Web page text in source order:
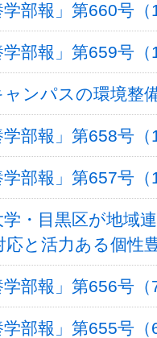
学部報」第660号
学部報」第659号
ャンパスの環境整
学部報」第658号
学部報」第657号
学・目黒区が地域
応と活力ある個性
学部報」第656号
学部報」第655号